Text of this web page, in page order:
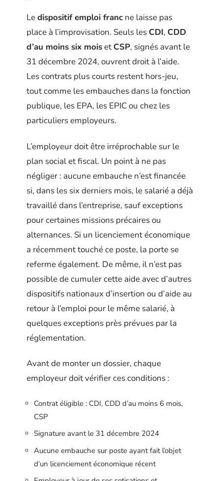
Ledispositif emploi franc ne laisse pas
place à l’improvisation. Seuls les CDI, CDD
d’au moins six moiset CSP, signés avant le
31 décembre 2024, ouvrent droit à l’aide.
Les contrats plus courts restent hors-jeu,
tout comme les embauches dans la fonction
publique, les EPA, les EPIC ou chez les
particuliers employeurs.
L’employeur doit être irréprochable sur le
plan social et fiscal. Un point à ne pas
négliger : aucune embauche n’est financée
si, dans les six derniers mois, le salarié a déjà
travaillé dans l’entreprise, sauf exceptions
pour certaines missions précaires ou
alternances. Si un licenciement économique
a récemment touché ce poste, la porte se
referme également. De même, il n’est pas
possible de cumuler cette aide avec d’autres
dispositifs nationaux d’insertion ou d’aide au
retour à l’emploi pour le même salarié, à
quelques exceptions près prévues par la
réglementation.
Avant de monter un dossier, chaque
employeur doit vérifier ces conditions :
Contrat éligible : CDI, CDD d’au moins 6 mois,
CSP
Signature avant le 31 décembre 2024
Aucune embauche sur poste ayant fait l’objet
d’un licenciement économique récent